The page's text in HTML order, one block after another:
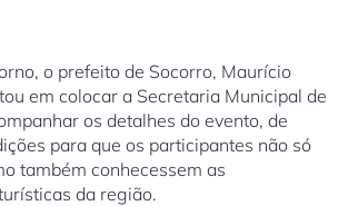
o prefeito de Socorro, Maurício
em colocar a Secretaria Municipal de
os detalhes do evento, de
para que os participantes não só
também conhecessem as
da região.